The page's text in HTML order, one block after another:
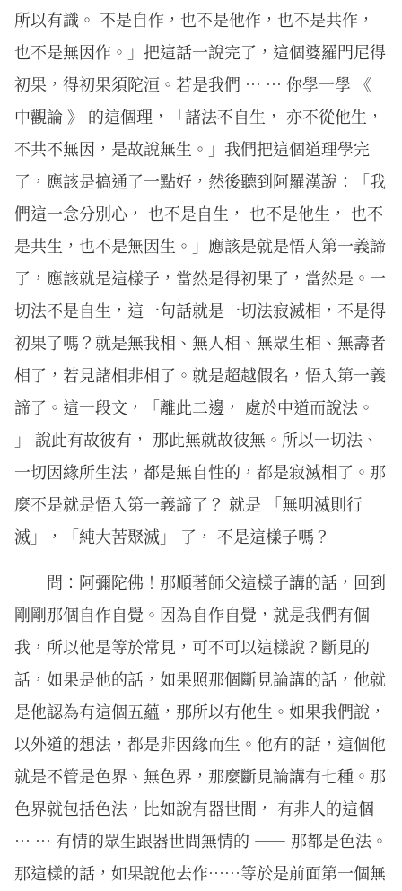
所以有識。 不是自作，也不是他作，也不是共作，
也不是無因作。」把這話一說完了，這個婆羅門尼得
初果，得初果須陀洹。若是我們 … … 你學一學 《
中觀論 》 的這個理，「諸法不自生， 亦不從他生，
不共不無因，是故說無生。」我們把這個道理學完
了，應該是搞通了一點好，然後聽到阿羅漢說：「我
們這一念分別心， 也不是自生， 也不是他生， 也不
是共生，也不是無因生。」應該是就是悟入第一義諦
了，應該就是這樣子，當然是得初果了，當然是。一
切法不是自生，這一句話就是一切法寂滅相，不是得
初果了嗎？就是無我相、無人相、無眾生相、無壽者
相了，若見諸相非相了。就是超越假名，悟入第一義
諦了。這一段文，「離此二邊， 處於中道而說法。
」 說此有故彼有， 那此無就故彼無。所以一切法、
一切因緣所生法，都是無自性的，都是寂滅相了。那
麼不是就是悟入第一義諦了？ 就是 「無明滅則行
滅」，「純大苦聚滅」 了， 不是這樣子嗎？
問：阿彌陀佛！那順著師父這樣子講的話，回到
剛剛那個自作自覺。因為自作自覺，就是我們有個
我，所以他是等於常見，可不可以這樣說？斷見的
話，如果是他的話，如果照那個斷見論講的話，他就
是他認為有這個五蘊，那所以有他生。如果我們說，
以外道的想法，都是非因緣而生。他有的話，這個他
就是不管是色界、無色界，那麼斷見論講有七種。那
色界就包括色法，比如說有器世間， 有非人的這個
… … 有情的眾生跟器世間無情的 —— 那都是色法。
那這樣的話，如果說他去作……等於是前面第一個無